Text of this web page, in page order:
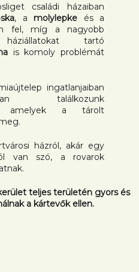
családi házaiban
, a molylepke és a
fel, míg a nagyobb
tartó
is komoly problémát
ingatlanjaiban
találkozunk
a tárolt
házról, akár egy
van szó, a rovarok
teljes területén gyors és
a kártevők ellen.